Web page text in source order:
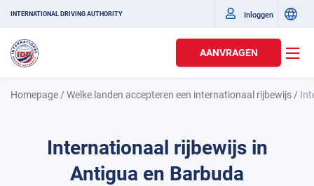
INTERNATIONAL DRIVING AUTHORITY Inloggen
AANVRAGEN
Homepage /Welke landen accepteren een internationaal rijbewijs /
Internationaal rijbewijs in
Antigua en Barbuda